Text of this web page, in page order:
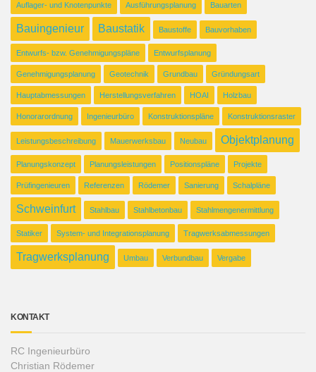
Auflager- und Knotenpunkte Ausführungsplanung Bauarten
Bauingenieur Baustatik Baustoffe Bauvorhaben
Entwurfs- bzw. Genehmigungspläne Entwurfsplanung
Genehmigungsplanung Geotechnik Grundbau Gründungsart
Hauptabmessungen Herstellungsverfahren HOAI Holzbau
Honorarordnung Ingenieurbüro Konstruktionspläne Konstruktionsraster
Leistungsbeschreibung Mauerwerksbau Neubau Objektplanung
Planungskonzept Planungsleistungen Positionspläne Projekte
Prüfingenieuren Referenzen Rödemer Sanierung Schalpläne
Schweinfurt Stahlbau Stahlbetonbau Stahlmengenermittlung
Statiker System- und Integrationsplanung Tragwerksabmessungen
Tragwerksplanung Umbau Verbundbau Vergabe
KONTAKT
RC Ingenieurbüro
Christian Rödemer